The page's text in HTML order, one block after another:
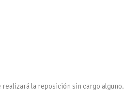
la reposición sin cargo alguno.